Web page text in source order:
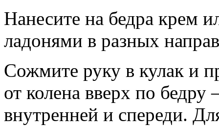
Нанесите на бедра крем
ладонями в разных
Сожмите руку в кулак и
от колена вверх по
внутренней и спереди.